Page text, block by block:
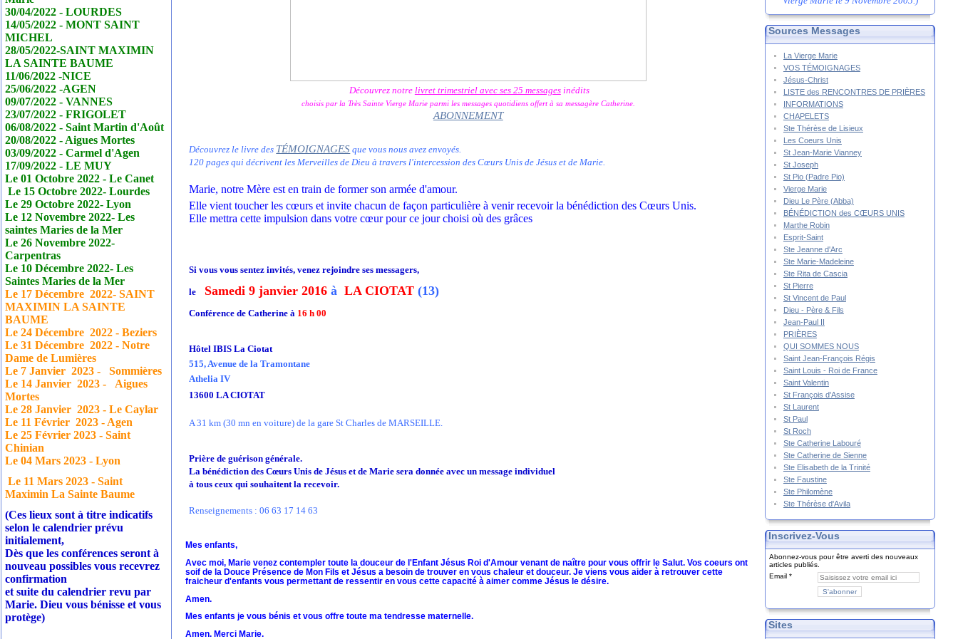
30/04/2022 - LOURDES
14/05/2022 - MONT SAINT
MICHEL
28/05/2022-SAINT MAXIMIN
LA SAINTE BAUME
11/06/2022 -NICE
25/06/2022 -AGEN
09/07/2022 - VANNES
23/07/2022 - FRIGOLET
06/08/2022 - Saint Martin d'Août
20/08/2022 - Aigues Mortes
03/09/2022 - Carmel d'Agen
17/09/2022 - LE MUY
Le 01 Octobre 2022 - LeCanet
Le 15 Octobre 2022- Lourdes
Le 29 Octobre 2022- Lyon
Le 12 Novembre 2022- Les
saintes Maries de la Mer
Le 26 Novembre 2022-
Carpentras
Le 10 Décembre 2022- Les
Saintes Maries de la Mer
Le 17Décembre 2022- SAINT
MAXIMIN LA SAINTE
BAUME
Le 24Décembre 2022 - Beziers
Le 31Décembre 2022 - Notre
Dame de Lumières
Le 7 Janvier 2023 - Sommières
Le 14 Janvier 2023 - Aigues
Mortes
Le 28 Janvier 2023 - Le Caylar
Le 11 Février 2023 - Agen
Le 25 Février 2023 - Saint
Chinian
Le 04 Mars 2023 - Lyon
Le 11 Mars 2023 - Saint
Maximin La Sainte Baume
(Ces lieux sont à titre indicatifs
selon le calendrier prévu
initialement,
Dès que les conférences seront à
nouveau possibles vous recevrez
confirmation
et suite du calendrier revu par
Marie. Dieu vous bénisse et vous
protège)
Découvrez notre livret trimestriel avec ses 25 messagesinédits
choisis par la Très Sainte Vierge Marie parmi les messages quotidiens offert à sa messagère Catherine.
ABONNEMENT
Découvrez le livre des TÉMOIGNAGES que vous nous avez envoyés.
120 pages qui décrivent les Merveilles de Dieu à travers l'intercession des Cœurs Unis de Jésus et de Marie.
Marie, notre Mère est en train de former son armée d'amour.
Elle vient toucher les cœurs et invite chacun de façon particulière à venir recevoir la bénédiction des Cœurs Unis.
Elle mettra cette impulsion dans votre cœur pour ce jour choisi où des grâces
Si vous vous sentez invités, venez rejoindre ses messagers,
le Samedi 9 janvier 2016à LA CIOTAT (13)
Conférence de Catherine à 16 h 00
Hôtel IBIS La Ciotat
515, Avenue de la Tramontane
Athelia IV
13600 LA CIOTAT
A 31 km (30 mn en voiture) de la gare St Charles de MARSEILLE.
Prière de guérison générale.
La bénédiction des Cœurs Unis de Jésus et de Marie sera donnée avec un message individuel
à tous ceux qui souhaitent la recevoir.
Renseignements : 06 63 17 14 63
Mes enfants,
Avec moi, Marie venez contempler toute la douceur de l'Enfant Jésus Roi d'Amour venant de naître pour vous offrir le Salut. Vos coeurs ont
soif de la Douce Présence de Mon Fils et Jésus a besoin de trouver en vous chaleur et douceur. Je viens vous aider à retrouver cette
fraicheur d'enfants vous permettant de ressentir en vous cette capacité à aimer comme Jésus le désire.
Amen.
Mes enfants je vous bénis et vous offre toute ma tendresse maternelle.
Amen. Merci Marie.
Sources Messages
La Vierge Marie
VOS TÉMOIGNAGES
Jésus-Christ
LISTE des RENCONTRES DE PRIÈRES
INFORMATIONS
CHAPELETS
Ste Thérèse de Lisieux
Les Coeurs Unis
St Jean-Marie Vianney
St Joseph
St Pio (Padre Pio)
Vierge Marie
Dieu Le Père (Abba)
BÉNÉDICTION des CŒURS UNIS
Marthe Robin
Esprit-Saint
Ste Jeanne d'Arc
Ste Marie-Madeleine
Ste Rita de Cascia
St Pierre
St Vincent de Paul
Dieu - Père & Fils
Jean-Paul II
PRIÈRES
QUI SOMMES NOUS
Saint Jean-François Régis
Saint Louis - Roi de France
Saint Valentin
St François d'Assise
St Laurent
St Paul
St Roch
Ste Catherine Labouré
Ste Catherine de Sienne
Ste Elisabeth de la Trinité
Ste Faustine
Ste Philomène
Ste Thérèse d'Avila
Inscrivez-Vous
Abonnez-vous pour être averti des nouveaux
articles publiés.
Email
Sites